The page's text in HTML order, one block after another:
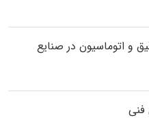
و اتوماسیون در صنایع
فنی